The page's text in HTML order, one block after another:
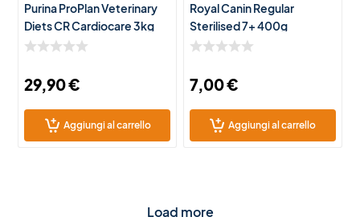
Purina ProPlan Veterinary
Diets CR Cardiocare 3kg
29,90€
Aggiungi al carrello
Royal Canin Regular
Sterilised 7+ 400g
7,00€
Aggiungi al carrello
Load more